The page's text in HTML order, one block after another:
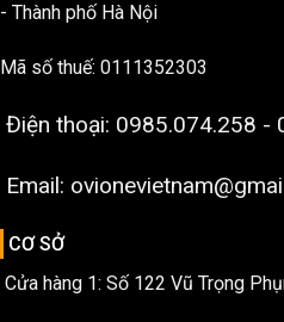
- Thành phố Hà Nội
Mã số thuế: 0111352303
Điện thoại: 0985.074.258 -
Email:
CƠ SỞ
Cửa hàng 1: Số 122 Vũ Trọng